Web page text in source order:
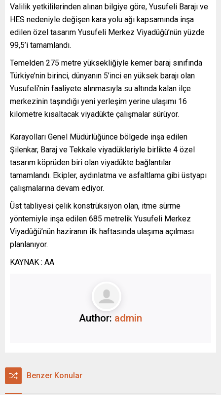
Valilik yetkililerinden alınan bilgiye göre, Yusufeli Barajı ve
HES nedeniyle değişen kara yolu ağı kapsamında inşa
edilen özel tasarım Yusufeli Merkez Viyadüğü’nün yüzde
99,5’i tamamlandı.
Temelden 275 metre yüksekliğiyle kemer baraj sınıfında
Türkiye’nin birinci, dünyanın 5’inci en yüksek barajı olan
Yusufeli’nin faaliyete alınmasıyla su altında kalan ilçe
merkezinin taşındığı yeni yerleşim yerine ulaşımı 16
kilometre kısaltacak viyadükte çalışmalar sürüyor.
Karayolları Genel Müdürlüğünce bölgede inşa edilen
Şilenkar, Baraj ve Tekkale viyadükleriyle birlikte 4 özel
tasarım köprüden biri olan viyadükte bağlantılar
tamamlandı. Ekipler, aydınlatma ve asfaltlama gibi üstyapı
çalışmalarına devam ediyor.
Üst tabliyesi çelik konstrüksiyon olan, itme sürme
yöntemiyle inşa edilen 685 metrelik Yusufeli Merkez
Viyadüğü’nün haziranın ilk haftasında ulaşıma açılması
planlanıyor.
KAYNAK : AA
Author: admin
Benzer Konular